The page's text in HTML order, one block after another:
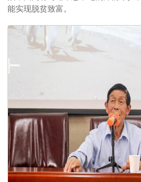
能实现脱贫致富。